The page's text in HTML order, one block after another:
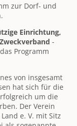
zur Dorf- und
Einrichtung,
-
Programm
von insgesamt
hat sich für die
um die
Der Verein
e. V. mit Sitz